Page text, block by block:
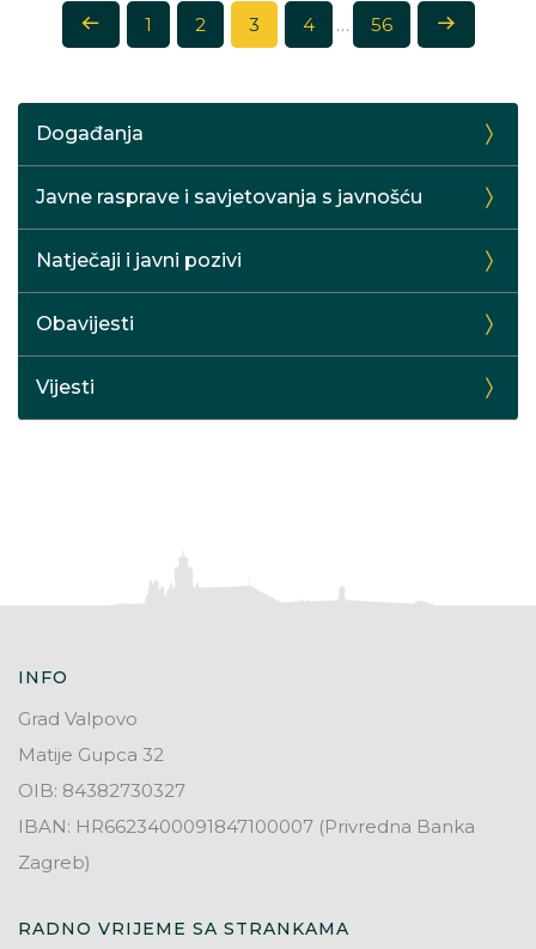
B
r
o
j
e
v
i
s
i
c
a
o
b
1 2 3 4 … 56
Događanja
Javne rasprave i savjetovanja s javnošću
Natječaji i javni pozivi
Obavijesti
Vijesti
INFO
Grad Valpovo
Matije Gupca 32
OIB: 84382730327
IBAN: HR6623400091847100007 (Privredna Banka
Zagreb)
RADNO VRIJEME SA STRANKAMA